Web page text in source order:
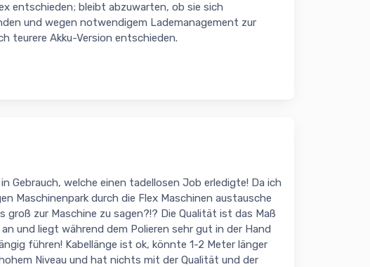
entschieden; bleibt abzuwarten, ob sie sich
und wegen notwendigem Lademanagement zur
teurere Akku-Version entschieden.
Gebrauch, welche einen tadellosen Job erledigte! Da ich
Maschinenpark durch die Flex Maschinen austausche
groß zur Maschine zu sagen?!? Die Qualität ist das Maß
und liegt während dem Polieren sehr gut in der Hand
führen! Kabellänge ist ok, könnte 1-2 Meter länger
Niveau und hat nichts mit der Qualität und der